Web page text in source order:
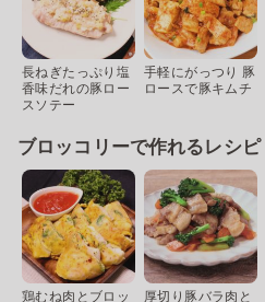
長ねぎたっぷり塩
香味だれの豚ロー
スソテー
手軽にがっつり 豚
ロースで豚キムチ
ブロッコリーで作れるレシピ
鶏むね肉とブロッ 厚切り豚バラ肉と